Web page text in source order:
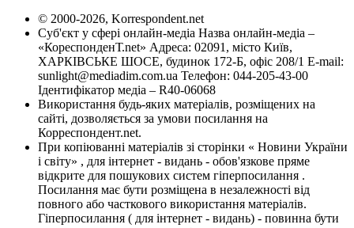
© 2000-2026, Korrespondent.net
Суб'єкт у сфері онлайн-медіа Назва онлайн-медіа –
«КореспонденТ.net» Адреса: 02091, місто Київ,
ХАРКІВСЬКЕ ШОСЕ, будинок 172-Б, офіс 208/1 E-mail:
sunlight@mediadim.com.ua Телефон: 044-205-43-00
Ідентифікатор медіа – R40-06068
Використання будь-яких матеріалів, розміщених на
сайті, дозволяється за умови посилання на
Корреспондент.net.
При копіюванні матеріалів зі сторінки « Новини України
і світу» , для інтернет - видань - обов'язкове пряме
відкрите для пошукових систем гіперпосилання .
Посилання має бути розміщена в незалежності від
повного або часткового використання матеріалів.
Гіперпосилання ( для інтернет - видань) - повинна бути